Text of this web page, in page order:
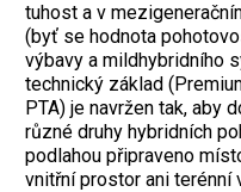
tuhost a v
(byť se hodnota
výbavy a mildhybridního
technický základ
PTA) je navržen tak, aby
různé druhy hybridních
podlahou připraveno
vnitřní prostor ani terénní